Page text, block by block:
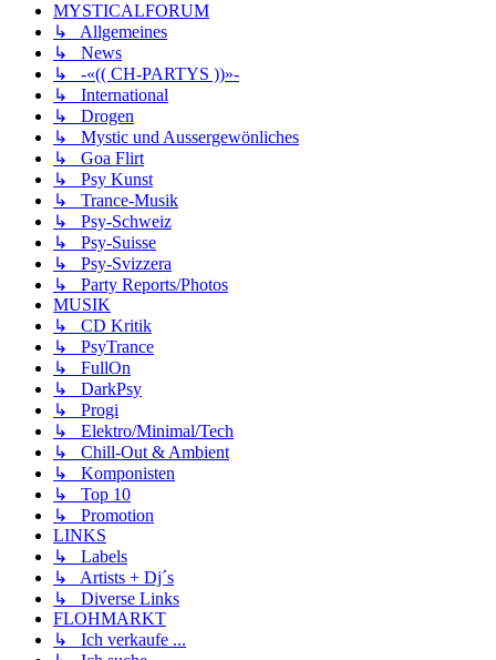
MYSTICALFORUM
↳ Allgemeines
↳ News
↳ -«(( CH-PARTYS ))»-
↳ International
↳ Drogen
↳ Mystic und Aussergewönliches
↳ Goa Flirt
↳ Psy Kunst
↳ Trance-Musik
↳ Psy-Schweiz
↳ Psy-Suisse
↳ Psy-Svizzera
↳ Party Reports/Photos
MUSIK
↳ CD Kritik
↳ PsyTrance
↳ FullOn
↳ DarkPsy
↳ Progi
↳ Elektro/Minimal/Tech
↳ Chill-Out & Ambient
↳ Komponisten
↳ Top 10
↳ Promotion
LINKS
↳ Labels
↳ Artists + Dj´s
↳ Diverse Links
FLOHMARKT
↳ Ich verkaufe ...